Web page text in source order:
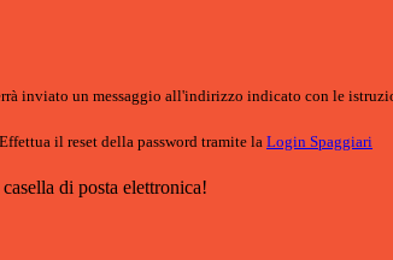
inviato un messaggio all'indirizzo indicato con le
il reset della password tramite la Login Spaggiari
di posta elettronica!